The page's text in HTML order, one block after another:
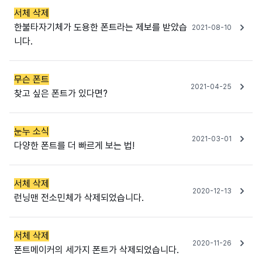
서체 삭제
한불타자기체가 도용한 폰트라는 제보를 받았습
니다.
2021-08-10
무슨 폰트
찾고 싶은 폰트가 있다면?
2021-04-25
눈누 소식
다양한 폰트를 더 빠르게 보는 법!
2021-03-01
서체 삭제
런닝맨 전소민체가 삭제되었습니다.
2020-12-13
서체 삭제
폰트메이커의 세가지 폰트가 삭제되었습니다.
2020-11-26